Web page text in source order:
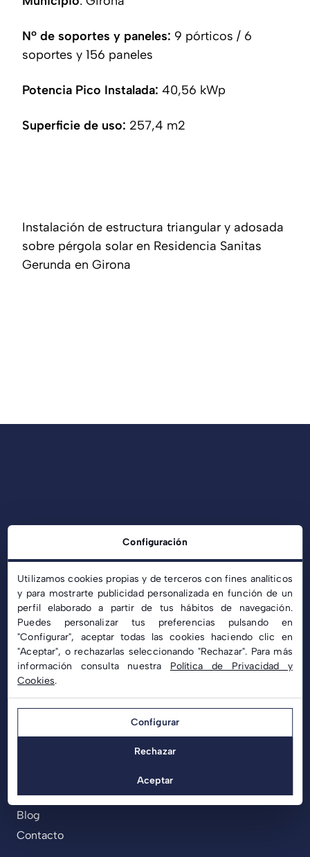
Nº de soportes y paneles: 9 pórticos / 6
soportes y 156 paneles
Potencia Pico Instalada: 40,56 kWp
Superficie de uso: 257,4 m2
Instalación de estructura triangular y adosada
sobre pérgola solar en Residencia Sanitas
Gerunda en Girona
info@c-solar.es
Menú
Inicio
Sobre Nosotros
Blog
Contacto
Configuración
Utilizamos cookies propias y de terceros con fines analíticos
y para mostrarte publicidad personalizada en función de un
perfil elaborado a partir de tus hábitos de navegación.
Puedes personalizar tus preferencias pulsando en
"Configurar", aceptar todas las cookies haciendo clic en
"Aceptar", o rechazarlas seleccionando "Rechazar". Para más
información consulta nuestra Política de Privacidad y
Cookies.
Configurar
Rechazar
Aceptar